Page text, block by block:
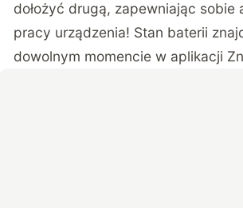
dołożyć drugą, zapewniając sobie
pracy urządzenia! Stan baterii
dowolnym momencie w aplikacji